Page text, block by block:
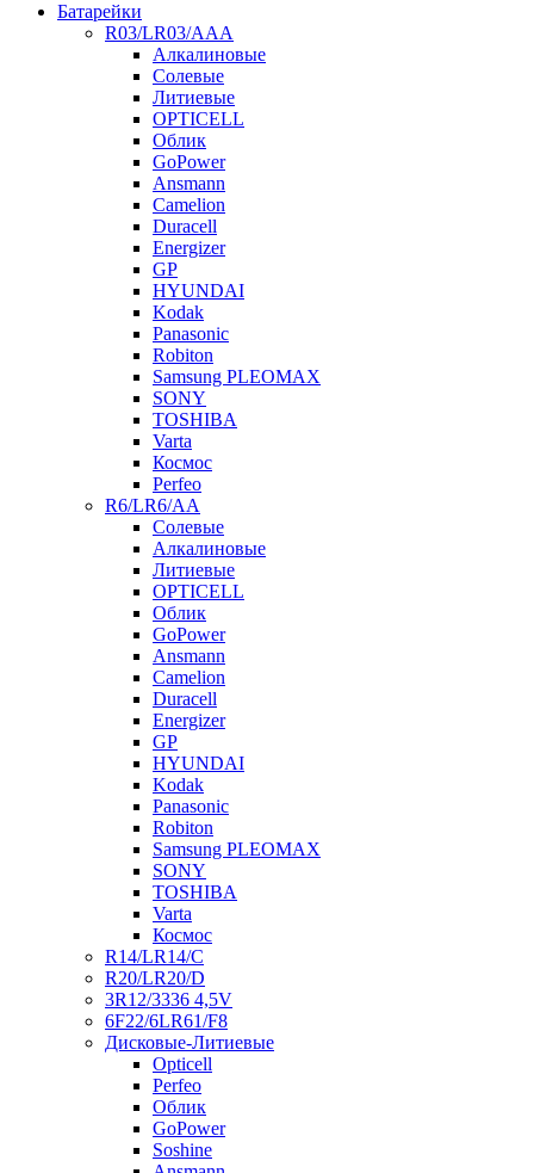
Батарейки
R03/LR03/AAA
Алкалиновые
Солевые
Литиевые
OPTICELL
Облик
GoPower
Ansmann
Camelion
Duracell
Energizer
GP
HYUNDAI
Kodak
Panasonic
Robiton
Samsung PLEOMAX
SONY
TOSHIBA
Varta
Космос
Perfeo
R6/LR6/AA
Солевые
Алкалиновые
Литиевые
OPTICELL
Облик
GoPower
Ansmann
Camelion
Duracell
Energizer
GP
HYUNDAI
Kodak
Panasonic
Robiton
Samsung PLEOMAX
SONY
TOSHIBA
Varta
Космос
R14/LR14/C
R20/LR20/D
3R12/3336 4,5V
6F22/6LR61/F8
Дисковые-Литиевые
Opticell
Perfeo
Облик
GoPower
Soshine